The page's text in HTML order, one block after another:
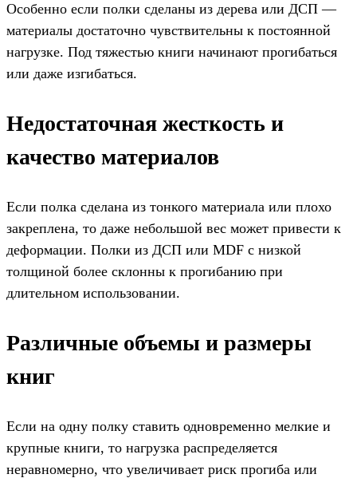
Особенно если полки сделаны из дерева или ДСП —
материалы достаточно чувствительны к постоянной
нагрузке. Под тяжестью книги начинают прогибаться
или даже изгибаться.
Недостаточная жесткость и
качество материалов
Если полка сделана из тонкого материала или плохо
закреплена, то даже небольшой вес может привести к
деформации. Полки из ДСП или MDF с низкой
толщиной более склонны к прогибанию при
длительном использовании.
Различные объемы и размеры
книг
Если на одну полку ставить одновременно мелкие и
крупные книги, то нагрузка распределяется
неравномерно, что увеличивает риск прогиба или